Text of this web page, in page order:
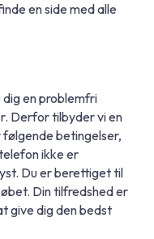
en side med alle
en problemfri
Derfor tilbyder vi en
betingelser,
ikke er
Du er berettiget til
Din tilfredshed er
give dig den bedst